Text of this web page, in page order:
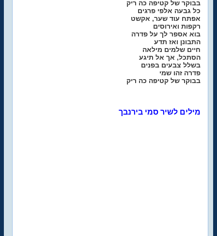
בבוקר של קטיפה כה ריק
כל גבעה אלפי פרגים
אפתח עוד שער, אקשט
רקפות ואירוסים
בוא אספר לך על פדרה
התבונן ואז תדע
חיים שלמים מילאה
הסתכל, אך אל תיגע
בשלל צבעים בפנים
פדרה זהו שמי
בבוקר של קטיפה כה ריק
מילים לשיר סמי בירנבך